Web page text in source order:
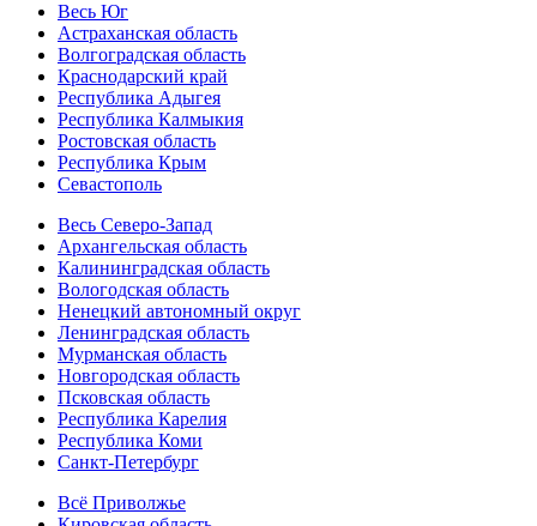
Весь Юг
Астраханская область
Волгоградская область
Краснодарский край
Республика Адыгея
Республика Калмыкия
Ростовская область
Республика Крым
Севастополь
Весь Северо-Запад
Архангельская область
Калининградская область
Вологодская область
Ненецкий автономный округ
Ленинградская область
Мурманская область
Новгородская область
Псковская область
Республика Карелия
Республика Коми
Санкт-Петербург
Всё Приволжье